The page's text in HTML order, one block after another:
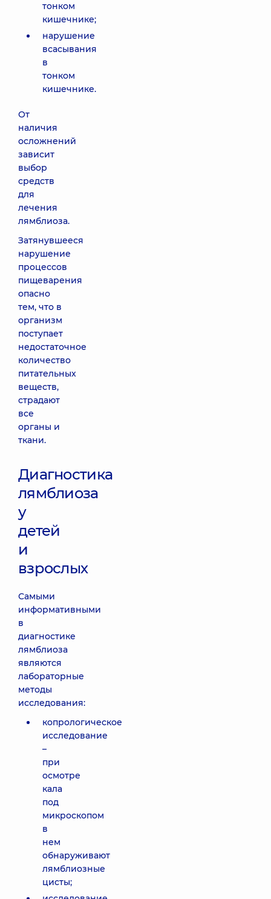
тонком
кишечнике;
нарушение
всасывания
в
тонком
кишечнике.
От
наличия
осложнений
зависит
выбор
средств
для
лечения
лямблиоза.
Затянувшееся
нарушение
процессов
пищеварения
опасно
тем, что в
организм
поступает
недостаточное
количество
питательных
веществ,
страдают
все
органы и
ткани.
Диагностика
лямблиоза
у
детей
и
взрослых
Самыми
информативными
в
диагностике
лямблиоза
являются
лабораторные
методы
исследования:
копрологическое
исследование
–
при
осмотре
кала
под
микроскопом
в
нем
обнаруживают
лямблиозные
цисты;